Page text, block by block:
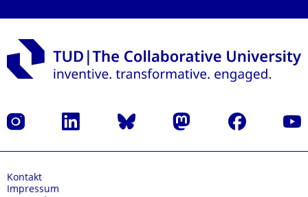
Instagram LinkedIn Bluesky Mastodon Facebook
Kontakt
Impressum